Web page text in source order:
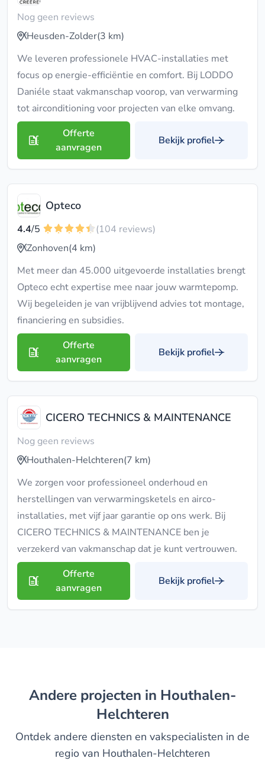
Nog geen reviews
Heusden-Zolder(3 km)
We leveren professionele HVAC-installaties met
focus op energie-efficiëntie en comfort. Bij LODDO
Daniéle staat vakmanschap voorop, van verwarming
tot airconditioning voor projecten van elke omvang.
Offerte
aanvragen
Bekijk profiel
Opteco
4.4/5
(104 reviews)
Zonhoven(4 km)
Met meer dan 45.000 uitgevoerde installaties brengt
Opteco echt expertise mee naar jouw warmtepomp.
Wij begeleiden je van vrijblijvend advies tot montage,
financiering en subsidies.
Offerte
aanvragen
Bekijk profiel
CICERO TECHNICS & MAINTENANCE
Nog geen reviews
Houthalen-Helchteren(7 km)
We zorgen voor professioneel onderhoud en
herstellingen van verwarmingsketels en airco-
installaties, met vijf jaar garantie op ons werk. Bij
CICERO TECHNICS & MAINTENANCE ben je
verzekerd van vakmanschap dat je kunt vertrouwen.
Offerte
aanvragen
Bekijk profiel
Andere projecten in Houthalen-
Helchteren
Ontdek andere diensten en vakspecialisten in de
regio van Houthalen-Helchteren